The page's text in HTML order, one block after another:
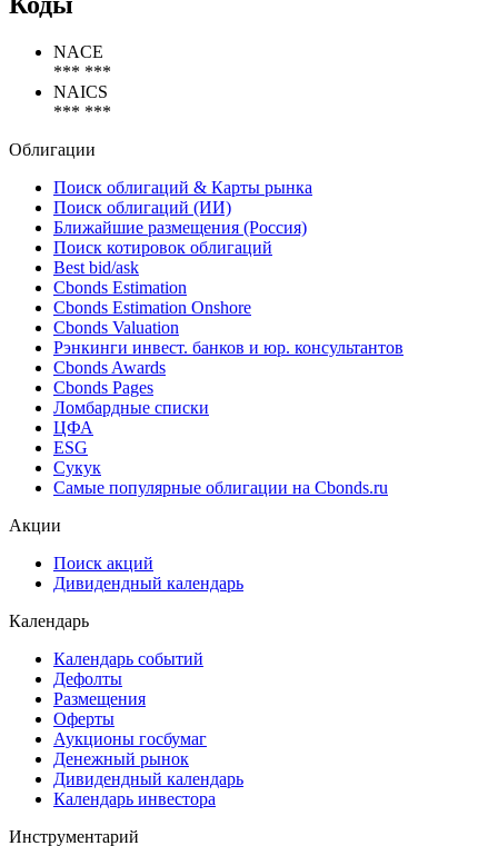
Коды
*** ***
*** ***
Облигации
Поиск облигаций & Карты рынка
Поиск облигаций (ИИ)
Ближайшие размещения (Россия)
Поиск котировок облигаций
Best bid/ask
Cbonds Estimation
Cbonds Estimation Onshore
Cbonds Valuation
Рэнкинги инвест. банков и юр. консультантов
Cbonds Awards
Cbonds Pages
Ломбардные списки
ESG
Самые популярные облигации на Cbonds.ru
Дивидендный календарь
Календарь
Календарь событий
Дефолты
Размещения
Оферты
Аукционы госбумаг
Денежный рынок